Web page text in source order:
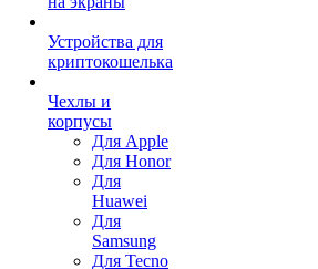
Устройства для
криптокошелька
Чехлы и
корпусы
Для Apple
Для Honor
Для
Huawei
Для
Samsung
Для Tecno